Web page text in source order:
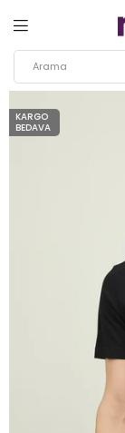
KARGO
BEDAVA